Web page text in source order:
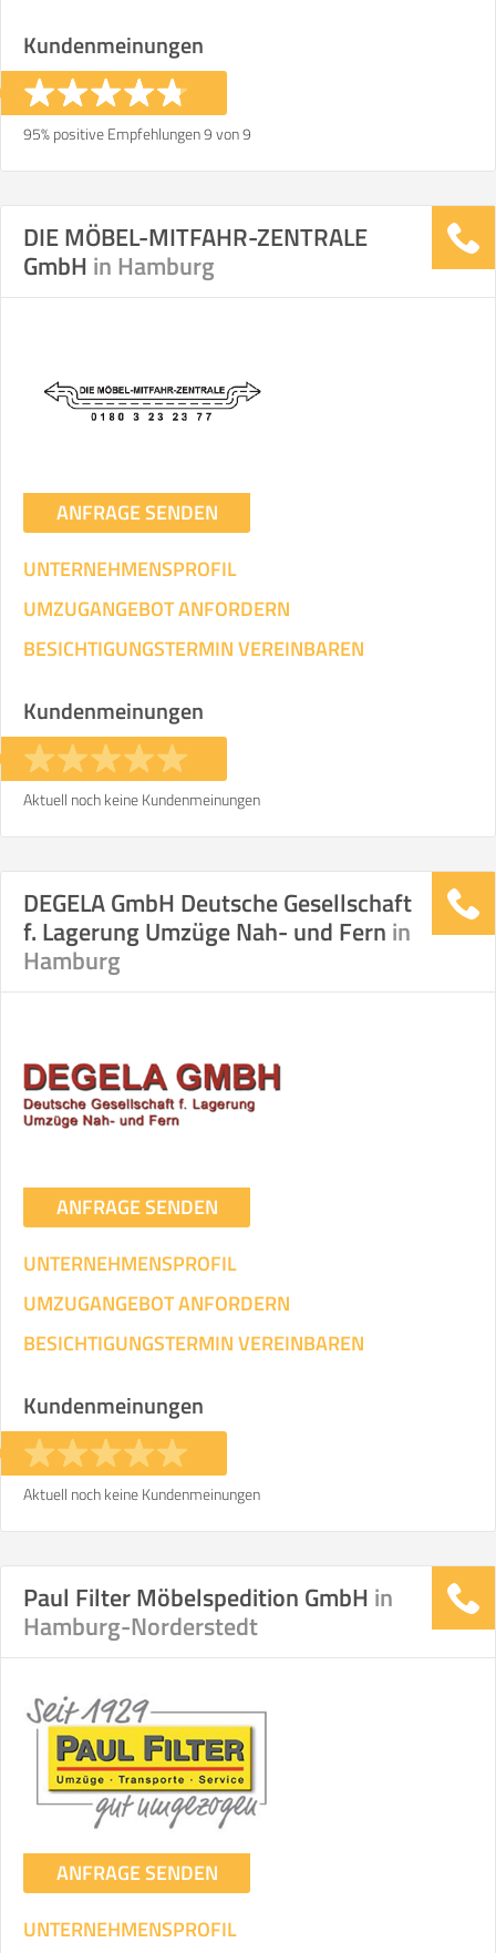
KOSTENSCHÄTZUNG:
ICH MÖCHTE ANGEBOTE ANFORDERN
SO ERRECHNET SICH DIE KOSTENSCHÄTZUNG
Kundenmeinungen
95% positive Empfehlungen 9 von 9
DIE MÖBEL-MITFAHR-ZENTRALE
GmbH in Hamburg
ANFRAGE SENDEN
UNTERNEHMENSPROFIL
UMZUGANGEBOT ANFORDERN
BESICHTIGUNGSTERMIN VEREINBAREN
Kundenmeinungen
Aktuell noch keine Kundenmeinungen
DEGELA GmbH Deutsche Gesellschaft
f. Lagerung Umzüge Nah- und Fern in
Hamburg
ANFRAGE SENDEN
UNTERNEHMENSPROFIL
UMZUGANGEBOT ANFORDERN
BESICHTIGUNGSTERMIN VEREINBAREN
Kundenmeinungen
Aktuell noch keine Kundenmeinungen
Paul Filter Möbelspedition GmbH in
Hamburg-Norderstedt
ANFRAGE SENDEN
UNTERNEHMENSPROFIL